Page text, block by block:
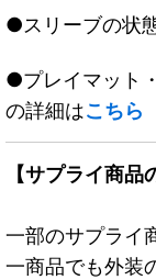
●スリーブの状
●プレイマット
の詳細はこちら
【サプライ商品
一部のサプライ
一商品でも外装